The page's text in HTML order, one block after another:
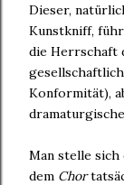
Dieser,
Kunstkniff,
die Herrschaft
Konformität),
Man stelle
dem Chor